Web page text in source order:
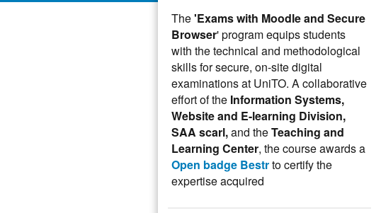
The'Exams with Moodle and Secure
Browser' program equips students
with the technical and methodological
skills for secure, on-site digital
examinations at UniTO. A collaborative
effort of the Information Systems,
Website and E-learning Division,
SAA scarl,and theTeaching and
Learning Center, the course awards a
Open badge Bestrto certify the
expertise acquired